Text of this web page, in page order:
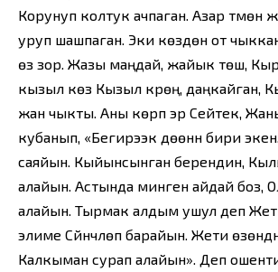
Корунуп колтук ачпаган. Азар түмөн
уруп шашпаган. Эки көздөн от
өзү зор. Жазы маңдай, жайык төш,
кызыл көз Кызыл күрөң, даңкайган,
жан чыкты. Аны көрүп эр Сейтек,
кубанып, «Бегирээк дөөнүн бири
саяйын. Кыйынсынган берендин,
алайын. Астында минген айдай боз,
алайын. Тырмак алдым ушул деп
элиме Сүйүнчүлөп барайын. Жети
Калкыман сурап алайын». Деп